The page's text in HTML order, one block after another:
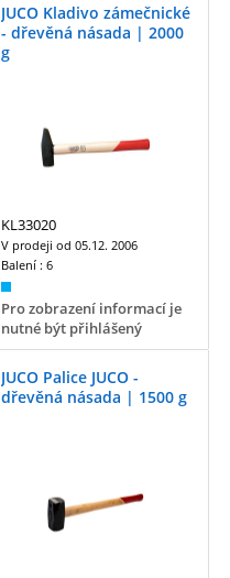
JUCO Kladivo zámečnické
- dřevěná násada | 2000
g
KL33020
V prodeji od 05.12. 2006
Balení : 6
Pro zobrazení informací je
nutné být přihlášený
JUCO Palice JUCO -
dřevěná násada | 1500 g